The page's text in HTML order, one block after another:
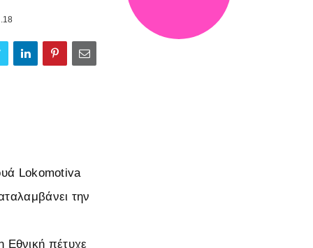
Lokomotiva
την
Εθνική πέτυχε